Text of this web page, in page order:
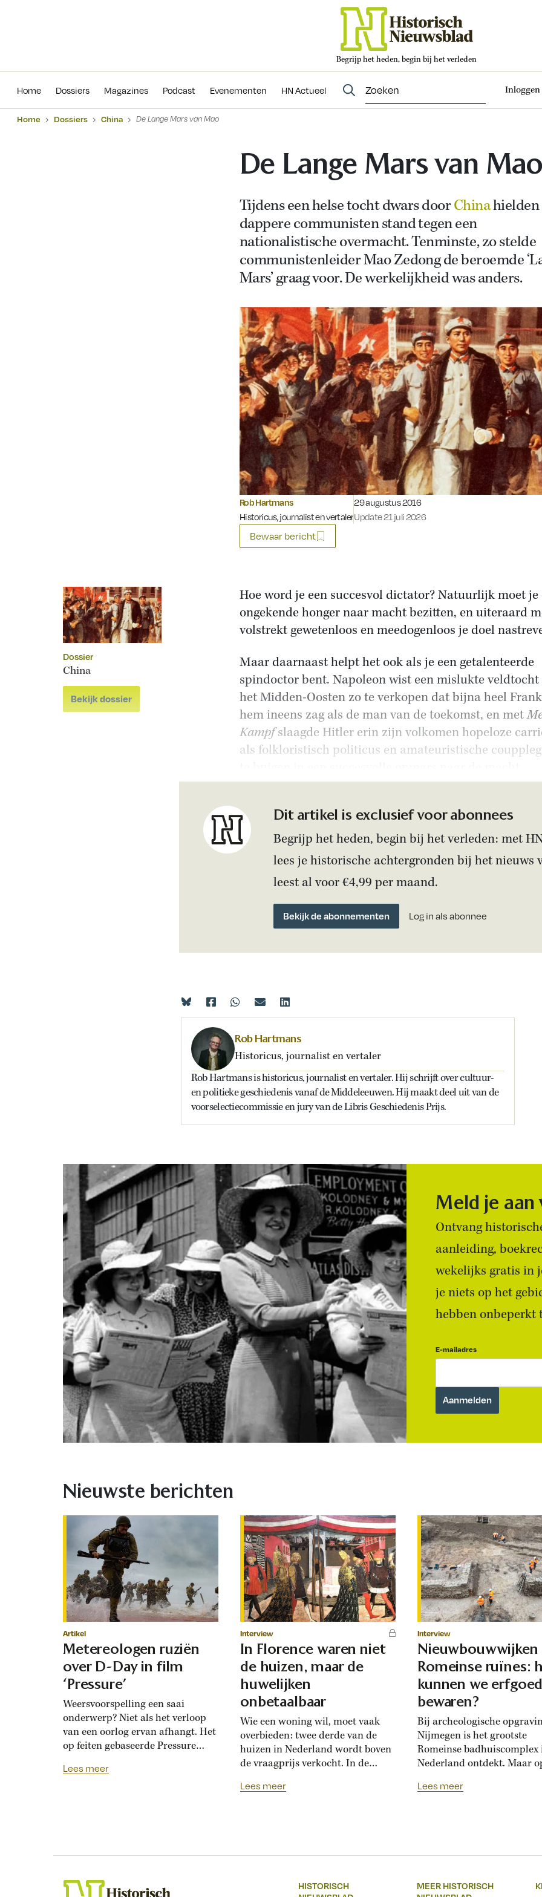
Begrijp het heden, begin bij het verleden
Home Dossiers Magazines Podcast Evenementen HN Actueel Inloggen
Evenementen
Home Dossiers China De Lange Mars van Mao
De Lange Mars van Mao
Tijdens een helse tocht dwars doorChinahielden
dappere communisten stand tegen een
nationalistische overmacht. Tenminste, zo stelde
communistenleider Mao Zedong de beroemde
Mars’ graag voor. De werkelijkheid was anders.
Rob Hartmans
Historicus, journalist en vertaler
Gepubliceerd op:
29 augustus 2016
Update 21 juli 2026
Bewaar bericht
Dossier
China
Bekijk dossier
Hoe word je een succesvol dictator? Natuurlijk moet je
ongekende honger naar macht bezitten, en uiteraard
volstrekt gewetenloos en meedogenloos je doel
Maar daarnaast helpt het ook als je een getalenteerde
spindoctor bent. Napoleon wist een mislukte
het Midden-Oosten zo te verkopen dat bijna heel
hem ineens zag als de man van de toekomst, en met
Kampfslaagde Hitler erin zijn volkomen hopeloze
als folkloristisch politicus en amateuristische
Dit artikel is exclusief voor abonnees
Begrijp het heden, begin bij het verleden: met
lees je historische achtergronden bij het nieuws
leest al voor €4,99 per maand.
Bekijk de abonnementen Log in als abonnee
Rob Hartmans
Historicus, journalist en vertaler
Rob Hartmans is historicus, journalist en vertaler. Hij schrijft over cultuur-
en politieke geschiedenis vanaf de Middeleeuwen. Hij maakt deel uit van de
voorselectiecommissie en jury van de Libris Geschiedenis Prijs.
Meld je
Ontvang
aanleiding,
wekelijks gratis in
je niets op het
hebben onbeperkt
E-mailadres
Nieuwste berichten
Artikel
Metereologen ruziën
over D-Day in film
‘Pressure’
Weersvoorspelling een saai
onderwerp? Niet als het verloop
van een oorlog ervan afhangt. Het
op feiten gebaseerde Pressure
tussen geallieerde meteorologen
maand eerder was gepland,
met elkaar...
Lees meer
Interview
In Florence waren niet
de huizen, maar de
huwelijken
onbetaalbaar
Wie een woning wil, moet vaak
overbieden: twee derde van de
huizen in Nederland wordt boven
de vraagprijs verkocht. In de
ook last van overbiedingsgekte:
de vijftiende-eeuwse Italiaanse
Lees meer
Interview
Nieuwbouwwijken
Romeinse ruïnes:
kunnen we erfgoed
bewaren?
Bij archeologische
Nijmegen is het grootste
Romeinse badhuiscomplex
Nederland ontdekt. Maar
binnenkort een nieuwe
Over een paar jaar staat het
Lees meer
HISTORISCH
MEER HISTORISCH